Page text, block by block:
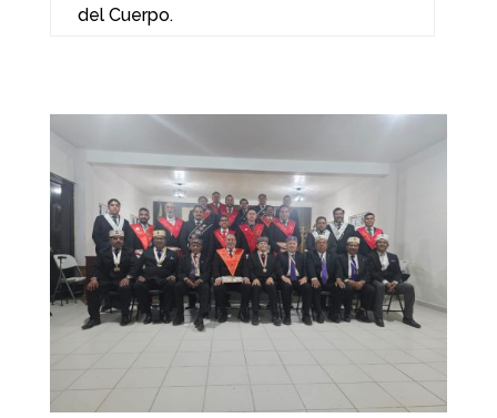
del Cuerpo.